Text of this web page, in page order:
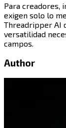
Para creadores,
exigen solo lo
Threadripper AI
versatilidad
campos.​​​​‌ ‍ ​‍​‍‌‍ ‌ ​‍‌‍‍‌‌‍‌ ‌‍‍‌‌‍ ‍​‍​‍​ ‍‍​‍​‍‌ ​ ‌‍​‌‌‍ ‍‌‍‍‌‌ ‌​‌ ‍‌​‍ ‍‌‍‍‌‌‍ ​‍​‍​‍ ​​‍​‍‌‍‍​‌ ​‍‌‍‌‌‌‍‌‍​‍​‍​ ‍‍​‍​‍​‍ ‌‍​‌‌‍‌​‌‍ ‌‌‍‍‌‌‍ ‍​‍ ‌‍‍‌‌‍ ‍‌ ‌​‌‍‌‌‌‍ ‍‌ ‌​​‍ ‌‍‌‌‌‍‌​‌‍‍‌‌ ‌​​‍ ‌‍ ‌‌‍ ‌‍‌​‌‍‌‌​ ‌‌ ​​‌ ​‍‌‍‌‌‌ ​ ‌‍‌‌‌‍ ‍‌ ‌​‌‍​‌‌ ‌​‌‍‍‌‌‍ ‌‍ ‍​ ‍ ‌‍‍‌‌‍‌​​ ‌​ ‌ ​ ​ ‌‍‌‌​ ​ ​ ‌​‌‍‌‌​ ‌‍​ ‌‍​‍ ‌​ ‌‌​ ‌‌​ ‌ ​ ​​​‍ ‌​ ‌​​ ‌‍‌‍​ ‌‍​‍​‍ ‌‌‍​‍‌‍‌‍​ ‍​​ ‌ ​‍ ‌​ ​‍‌‍​ ​ ‌‌​ ‌​​ ‍‌​ ‌‌‌‍‌​​ ​ ​ ‌ ​ ‍​​ ‌‍​ ‌​​ ‍ ‌ ‌​‌ ‍‌‌ ​​‌‍‌‌​ ‌‌‍​‍‌ ‌‌‌‍‍‌‌‍ ​‌‍‌​​ ‍ ‌ ​​‌‍​‌‌ ‌​‌‍‍​​ ‌‌‍‍‌​ ​‌​ ‍​‌‍ ‍‌‌ ‌‍ ​‌‍ ‌‍ ‍‌‍‌ ‌‌ ‌‍‌​‌‍‌‌‌ ​ ‌‍​ ​‍‌‌​ ‌‌‌​​‍‌‌ ‌‍‍ ‌‍‌‌‌ ‍‌​‍‌‌​ ​ ‌​‌​​‍‌‌​ ​ ‌​‌​​‍‌‌​ ​‍​ ​‍‌‍‌‌‌ ​ ​‍‌‌​ ​‍​ ​‍​‍‌‌​ ‌‌‌​‌​​‍ ‍‌ ‌‍‌‍​‌‌‍ ​‌ ‌‌‌‍‌‌​‍‌‌​ ‌‌‌​​‍‌‌ ‌‍‍ ‌‍‌‌‌ ‍‌​‍‌‌​ ​ ‌​‌​​‍‌‌​ ​ ‌​‌​​‍‌‌​ ​‍​ ​‍‌‍​‍​ ‌​‌‍​‌‌‍​‌‌‍‌‍‌‍​‍‌‍​ ‌‍​‌​ ‌‍‌‍​‍​ ‌‌​ ‍​​‍‌‌​ ​‍​ ​‍​‍‌‌​ ‌‌‌​‌​​‍ ‍‌‍​ ‌‍‍​‌‍‍‌‌‍ ​‌‍‌​‌ ​‍‌‍‌‌‌‍ ‍​‍‌‌​ ‌‌‌​​‍‌‌ ‌‍‍ ‌‍‌‌‌ ‍‌​‍‌‌​ ​ ‌​‌​​‍‌‌​ ​ ‌​‌​​‍‌‌​ ​‍​ ​‍​ ‌​‌‍​ ​ ​ ​ ‍​​ ‍‌​ ‌​​ ‌ ‌‍​‌‌‍‌‌‌‍​ ‌‍‌‌‌‍‌‌​‍‌‌​ ​‍​ ​‍​‍‌‌​ ‌‌‌​‌​​‍ ‍‌ ‌​‌‍‌‌‌ ‍​‌ ‌​​ ‌‍​‍‌‍​‌‌ ​ ‌‍‌‌‌‌‌‌‌ ​‍‌‍ ​​ ‌​‍‌‌​ ​‍‌​‌‍‌‍​‌‌‍‌​‌‍ ‌‌‍‍‌‌‍ ‍​‍‌‍‌‍‍‌‌‍‌​​ ‌​ ‌ ​ ​ ‌‍‌‌​ ​ ​ ‌​‌‍‌‌​ ‌‍​ ‌‍​‍ ‌​ ‌‌​ ‌‌​ ‌ ​ ​​​‍ ‌​ ‌​​ ‌‍‌‍​ ‌‍​‍​‍ ‌‌‍​‍‌‍‌‍​ ‍​​ ‌ ​‍ ‌​ ​‍‌‍​ ​ ‌‌​ ‌​​ ‍‌​ ‌‌‌‍‌​​ ​ ​ ‌ ​ ‍​​ ‌‍​ ‌​​‍‌‍‌ ‌​‌ ‍‌‌ ​​‌‍‌‌​ ‌‌‍​‍‌ ‌‌‌‍‍‌‌‍ ​‌‍‌​​‍‌‍‌ ​​‌‍​‌‌ ‌​‌‍‍​​ ‌‌‍‍‌​ ​‌​ ‍​‌‍ ‍‌‌ ‌‍ ​‌‍ ‌‍ ‍‌‍‌ ‌‌ ‌‍‌​‌‍‌‌‌ ​ ‌‍​ ​‍‌‌​ ‌‌‌​​‍‌‌ ‌‍‍ ‌‍‌‌‌ ‍‌​‍‌‌​ ​ ‌​‌​​‍‌‌​ ​ ‌​‌​​‍‌‌​ ​‍​ ​‍‌‍‌‌‌ ​ ​‍‌‌​ ​‍​ ​‍​‍‌‌​ ‌‌‌​‌​​‍ ‍‌ ‌‍‌‍​‌‌‍ ​‌ ‌‌‌‍‌‌​‍‌‌​ ‌‌‌​​‍‌‌ ‌‍‍ ‌‍‌‌‌ ‍‌​‍‌‌​ ​ ‌​‌​​‍‌‌​ ​ ‌​‌​​‍‌‌​ ​‍​ ​‍‌‍​‍​ ‌​‌‍​‌‌‍​‌‌‍‌‍‌‍​‍‌‍​ ‌‍​‌​ ‌‍‌‍​‍​ ‌‌​ ‍​​‍‌‌​ ​‍​ ​‍​‍‌‌​ ‌‌‌​‌​​‍ ‍‌‍​ ‌‍‍​‌‍‍‌‌‍ ​‌‍‌​‌ ​‍‌‍‌‌‌‍ ‍​‍‌‌​ ‌‌‌​​‍‌‌ ‌‍‍ ‌‍‌‌‌ ‍‌​‍‌‌​ ​ ‌​‌​​‍‌‌​ ​ ‌​‌​​‍‌‌​ ​‍​ ​‍​ ‌​‌‍​ ​ ​ ​ ‍​​ ‍‌​ ‌​​ ‌ ‌‍​‌‌‍‌‌‌‍​ ‌‍‌‌‌‍‌‌​‍‌‌​ ​‍​ ​‍​‍‌‌​ ‌‌‌​‌​​‍ ‍‌ ‌​‌‍‌‌‌ ‍​‌ ‌​​‍‌‍‌ ​​‌‍‌‌‌ ​‍‌ ​ ‌ ​​‌‍‌‌‌‍​ ‌ ‌​‌‍‍‌‌ ‌‍‌‍‌‌​ ‌‌ ​​‌ ‌‌‌‍​‍‌‍ ​‌‍‍‌‌ ​ ‌‍‍​‌‍‌‌‌‍‌​​‍​‍‌ ‌
Author